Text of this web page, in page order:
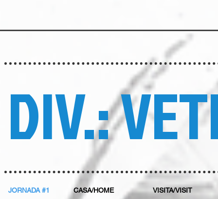
DIV.:
JORNADA #1 CASA/HOME VISITA/VISIT